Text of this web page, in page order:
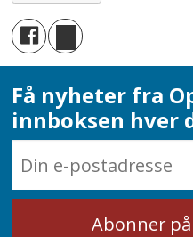
Få nyheter fra
innboksen hver